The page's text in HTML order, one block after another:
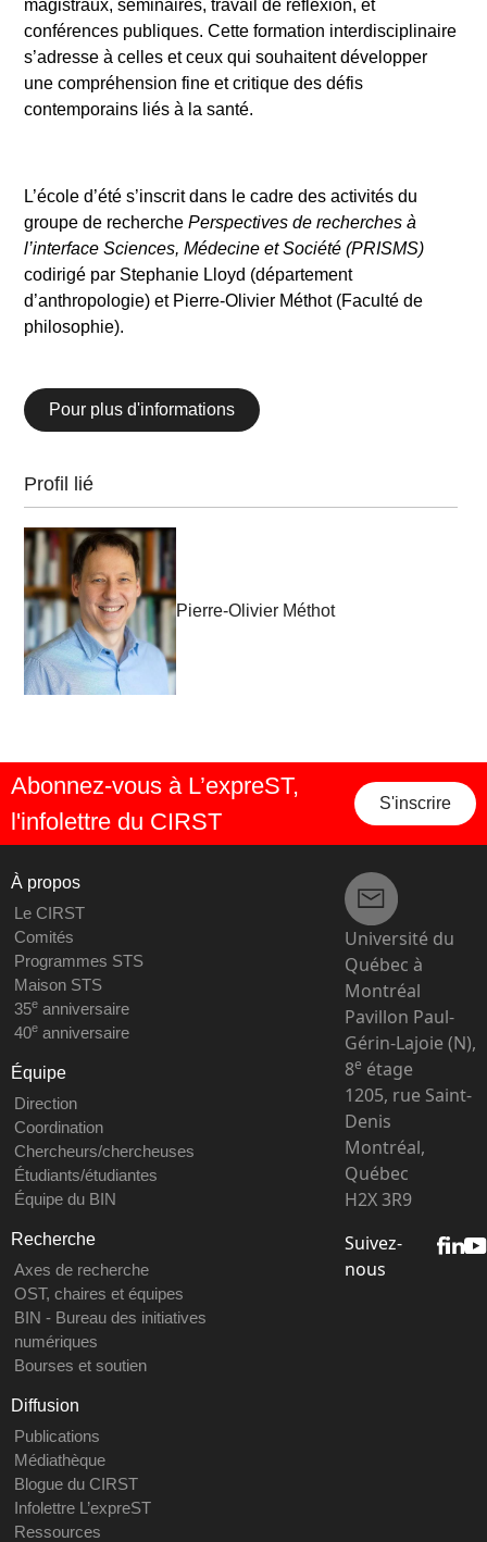
magistraux, séminaires, travail de réflexion, et
conférences publiques. Cette formation interdisciplinaire
s’adresse à celles et ceux qui souhaitent développer
une compréhension fine et critique des défis
contemporains liés à la santé.
L’école d’été s’inscrit dans le cadre des activités du
groupe de recherchePerspectives de recherches à
l’interface Sciences, Médecine et Société (PRISMS)
codirigé par Stephanie Lloyd (département
d’anthropologie) et Pierre-Olivier Méthot (Faculté de
philosophie).
Pour plus d'informations
Profil lié
Pierre-Olivier Méthot
Abonnez-vous à L’expreST,
l'infolettre du CIRST
S'inscrire
À propos
Le CIRST
Comités
Programmes STS
Maison STS
35eanniversaire
40eanniversaire
Équipe
Direction
Coordination
Chercheurs/chercheuses
Étudiants/étudiantes
Équipe du BIN
Recherche
Axes de recherche
OST, chaires et équipes
BIN - Bureau des initiatives
numériques
Bourses et soutien
Diffusion
Publications
Médiathèque
Blogue du CIRST
Infolettre L’expreST
Ressources
Université du
Québec à
Montréal
Pavillon Paul-
Gérin-Lajoie (N),
8e étage
1205, rue Saint-
Denis
Montréal,
Québec
H2X 3R9
Suivez-
nous